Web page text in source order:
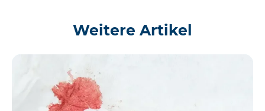
Weitere Artikel